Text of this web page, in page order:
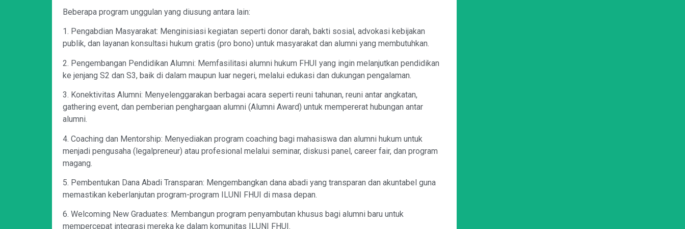
Beberapa program unggulan yang diusung antara lain:
1. Pengabdian Masyarakat: Menginisiasi kegiatan seperti donor darah, bakti sosial, advokasi kebijakan
publik, dan layanan konsultasi hukum gratis (pro bono) untuk masyarakat dan alumni yang membutuhkan.
2. Pengembangan Pendidikan Alumni: Memfasilitasi alumni hukum FHUI yang ingin melanjutkan pendidikan
ke jenjang S2 dan S3, baik di dalam maupun luar negeri, melalui edukasi dan dukungan pengalaman.
3. Konektivitas Alumni: Menyelenggarakan berbagai acara seperti reuni tahunan, reuni antar angkatan,
gathering event, dan pemberian penghargaan alumni (Alumni Award) untuk mempererat hubungan antar
alumni.
4. Coaching dan Mentorship: Menyediakan program coaching bagi mahasiswa dan alumni hukum untuk
menjadi pengusaha (legalpreneur) atau profesional melalui seminar, diskusi panel, career fair, dan program
magang.
5. Pembentukan Dana Abadi Transparan: Mengembangkan dana abadi yang transparan dan akuntabel guna
memastikan keberlanjutan program-program ILUNI FHUI di masa depan.
6. Welcoming New Graduates: Membangun program penyambutan khusus bagi alumni baru untuk
mempercepat integrasi mereka ke dalam komunitas ILUNI FHUI.